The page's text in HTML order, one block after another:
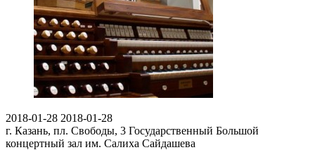
2018-01-28 2018-01-28
г. Казань, пл. Свободы, 3 Государственный Большой
концертный зал им. Салиха Сайдашева